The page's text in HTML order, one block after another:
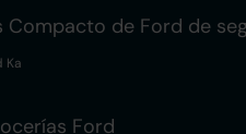
Compacto de Ford de
Ka
Ford